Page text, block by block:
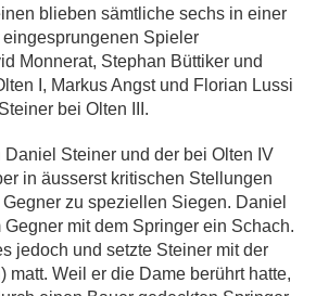
blieben sämtliche sechs in einer
Spieler
Monnerat, Stephan Büttiker und
I, Markus Angst und Florian Lussi
bei Olten III.
Steiner und der bei Olten IV
in äusserst kritischen Stellungen
zu speziellen Siegen. Daniel
mit dem Springer ein Schach.
jedoch und setzte Steiner mit der
matt. Weil er die Dame berührt hatte,